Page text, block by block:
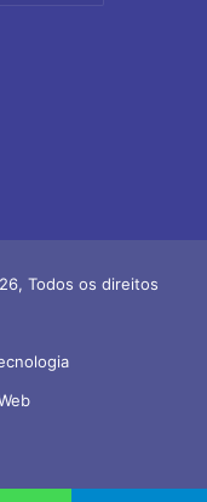
Todos os direitos